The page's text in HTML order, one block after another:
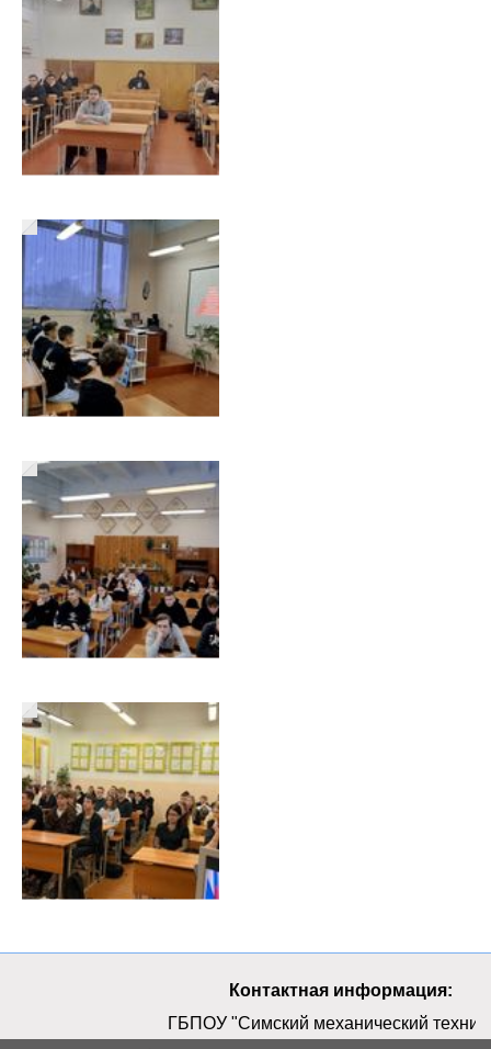
Контактная информация:
ГБПОУ "Симский механический